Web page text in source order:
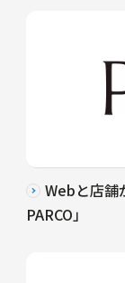
Webと店舗
PARCO」